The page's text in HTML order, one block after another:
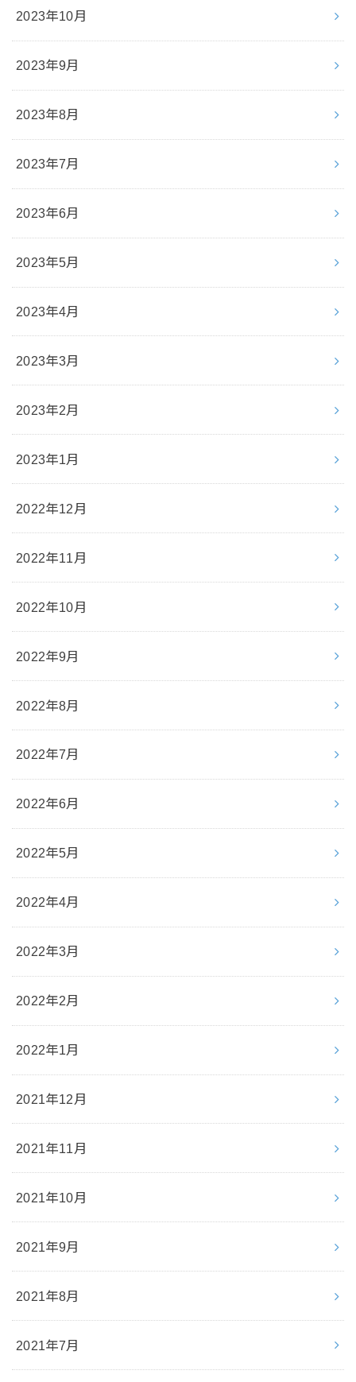
2023年10月
2023年9月
2023年8月
2023年7月
2023年6月
2023年5月
2023年4月
2023年3月
2023年2月
2023年1月
2022年12月
2022年11月
2022年10月
2022年9月
2022年8月
2022年7月
2022年6月
2022年5月
2022年4月
2022年3月
2022年2月
2022年1月
2021年12月
2021年11月
2021年10月
2021年9月
2021年8月
2021年7月